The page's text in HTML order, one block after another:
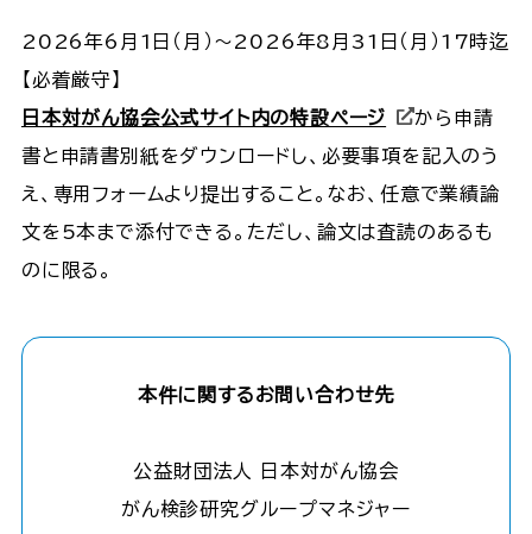
2026年6月1日（月）～2026年8月31日（月）17時迄
【必着厳守】
日本対がん協会公式サイト内の特設ページ
から申請
書と申請書別紙をダウンロードし、必要事項を記入のう
え、専用フォームより提出すること。なお、任意で業績論
文を5本まで添付できる。ただし、論文は査読のあるも
のに限る。
本件に関するお問い合わせ先
公益財団法人 日本対がん協会
がん検診研究グループマネジャー